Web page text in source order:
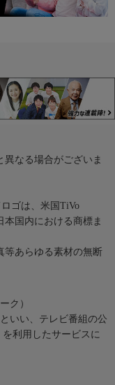
なる場合がございま
ゴは、米国TiVo
本国内における商標ま
等あらゆる素材の無断
ク）
いい、テレビ番組の公
利用したサービスに